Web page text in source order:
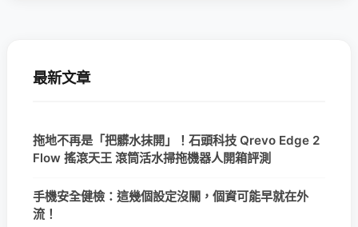
最新文章
拖地不再是「把髒水抹開」！石頭科技 Qrevo Edge 2
Flow 搖滾天王 滾筒活水掃拖機器人開箱評測
手機安全健檢：這幾個設定沒關，個資可能早就在外
流！